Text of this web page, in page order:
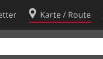
Karte / Route